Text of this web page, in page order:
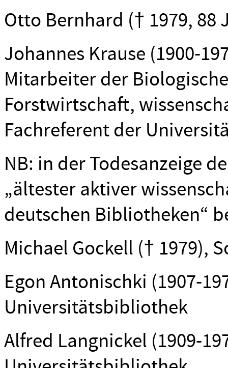
Otto Bernhard († 1979,
Johannes Krause (1900-
Mitarbeiter der
Forstwirtschaft,
Fachreferent der
NB: in der Todesanzeige
„ältester aktiver
deutschen Bibliotheken“
Michael Gockell († 1979),
Egon Antonischki (1907-
Universitätsbibliothek
Alfred Langnickel (1909-